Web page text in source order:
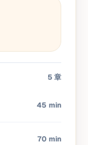
5 章
45 min
70 min